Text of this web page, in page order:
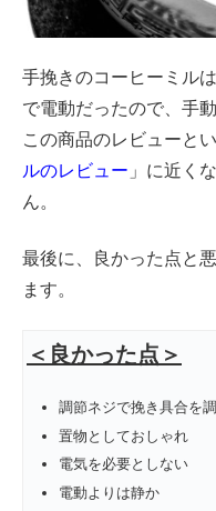
手挽きのコーヒーミル
で電動だったので、手
この商品のレビューと
ルのレビュー 」に近く
ん。
最後に、良かった点と
ます。
＜良かった点＞
調節ネジで挽き具合を
置物としておしゃれ
電気を必要としない
電動よりは静か